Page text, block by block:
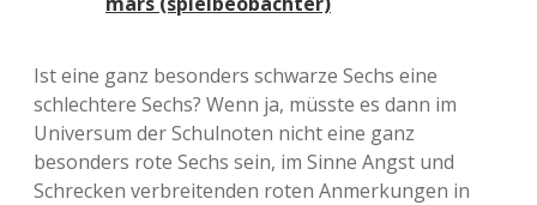
Ist eine ganz besonders schwarze Sechs eine
schlechtere Sechs? Wenn ja, müsste es dann im
Universum der Schulnoten nicht eine ganz
besonders rote Sechs sein, im Sinne Angst und
Schrecken verbreitenden roten Anmerkungen in